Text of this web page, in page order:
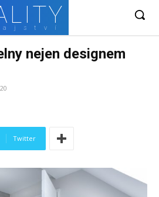
nejen designem
Twitter